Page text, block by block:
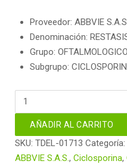
Proveedor: ABBVIE
Denominación:
Grupo:
Subgrupo:
RESTASIS
ML
AÑADIR AL CARRITO
SKU: TDEL-01713 Categoría:
ABBVIE S.A.S., Ciclosporina,